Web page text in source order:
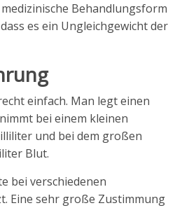
Behandlungsform
es ein Ungleichgewicht der
einfach. Man legt einen
bei einem kleinen
und bei dem großen
Blut.
bei verschiedenen
Eine sehr große Zustimmung